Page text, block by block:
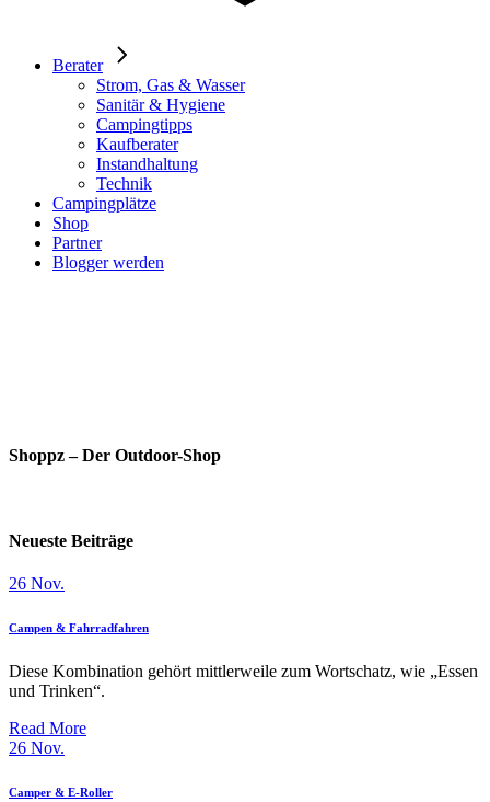
Berater
Strom, Gas & Wasser
Sanitär & Hygiene
Campingtipps
Kaufberater
Instandhaltung
Technik
Campingplätze
Shop
Partner
Blogger werden
Shoppz – Der Outdoor-Shop
Neueste Beiträge
26 Nov.
Campen & Fahrradfahren
Diese Kombination gehört mittlerweile zum Wortschatz, wie „Essen
und Trinken“.
Read More
26 Nov.
Camper & E-Roller